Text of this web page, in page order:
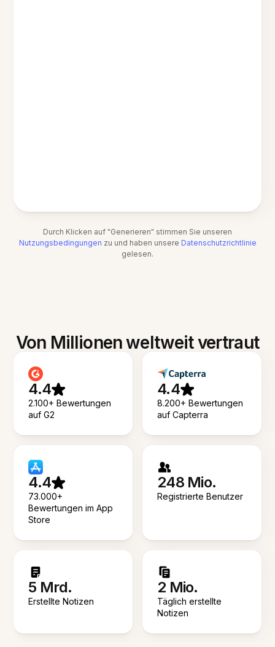
Durch Klicken auf "Generieren" stimmen Sie unseren
Nutzungsbedingungen zu und haben unsere Datenschutzrichtlinie
gelesen.
Von Millionen weltweit vertraut
4.4
2.100+ Bewertungen
auf G2
4.4
8.200+ Bewertungen
auf Capterra
4.4
73.000+
Bewertungen im App
Store
248 Mio.
Registrierte Benutzer
5 Mrd.
Erstellte Notizen
2 Mio.
Täglich erstellte
Notizen